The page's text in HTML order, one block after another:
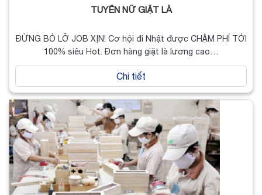
TUYỂN NỮ GIẶT LÀ
ĐỪNG BỎ LỠ JOB XỊN! Cơ hội đi Nhật được CHẬM PHÍ TỚI
100% siêu Hot. Đơn hàng giặt là lương cao…
Chi tiết